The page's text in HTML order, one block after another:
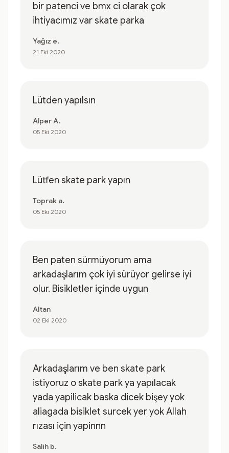
bir patenci ve bmx ci olarak çok
ihtiyacımız var skate parka
Yağız e.
21 Eki 2020
Lütden yapılsın
Alper A.
05 Eki 2020
Lütfen skate park yapın
Toprak a.
05 Eki 2020
Ben paten sürmüyorum ama
arkadaşlarım çok iyi sürüyor gelirse iyi
olur. Bisikletler içinde uygun
Altan
02 Eki 2020
Arkadaşlarım ve ben skate park
istiyoruz o skate park ya yapılacak
yada yapilicak baska dicek bişey yok
aliagada bisiklet surcek yer yok Allah
rızası için yapinnn
Salih b.